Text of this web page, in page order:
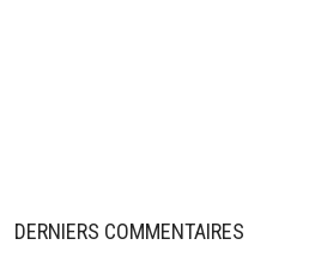
DERNIERS COMMENTAIRES